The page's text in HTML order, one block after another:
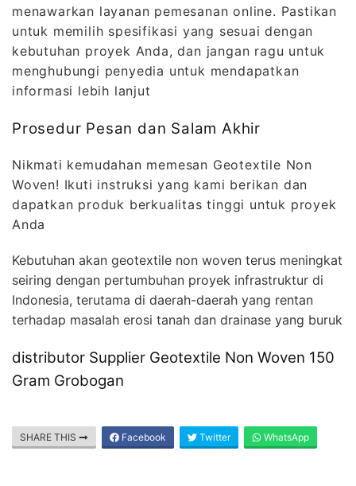
menawarkan layanan pemesanan online. Pastikan
untuk memilih spesifikasi yang sesuai dengan
kebutuhan proyek Anda, dan jangan ragu untuk
menghubungi penyedia untuk mendapatkan
informasi lebih lanjut
Prosedur Pesan dan Salam Akhir
Nikmati kemudahan memesan Geotextile Non
Woven! Ikuti instruksi yang kami berikan dan
dapatkan produk berkualitas tinggi untuk proyek
Anda
Kebutuhan akan geotextile non woven terus meningkat
seiring dengan pertumbuhan proyek infrastruktur di
Indonesia, terutama di daerah-daerah yang rentan
terhadap masalah erosi tanah dan drainase yang buruk
distributor Supplier Geotextile Non Woven 150
Gram Grobogan
SHARE THIS Facebook Twitter WhatsApp